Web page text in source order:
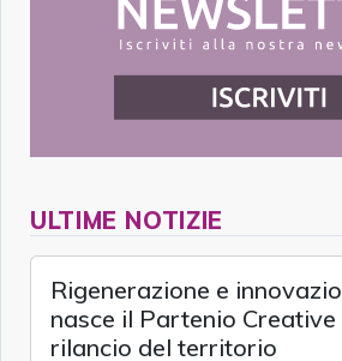
ULTIME NOTIZIE
Rigenerazione e
nasce il Partenio
rilancio del territorio